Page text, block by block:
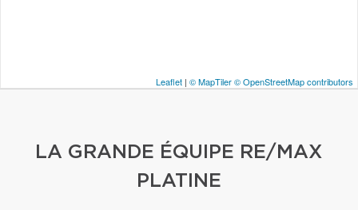
Leaflet | © MapTiler© OpenStreetMap contributors
LA GRANDE ÉQUIPE RE/MAX
PLATINE